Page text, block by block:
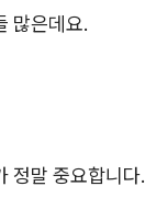
많은데요.
정말 중요합니다.